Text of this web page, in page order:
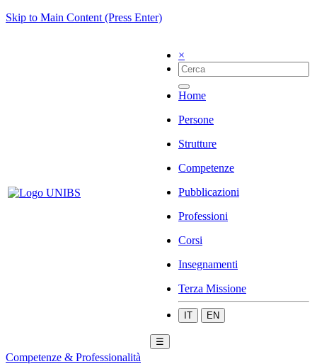
Skip to Main Content (Press Enter)
×
Home
Persone
Strutture
Competenze
Pubblicazioni
Professioni
Corsi
Insegnamenti
Terza Missione
IT EN
☰
Competenze & Professionalità